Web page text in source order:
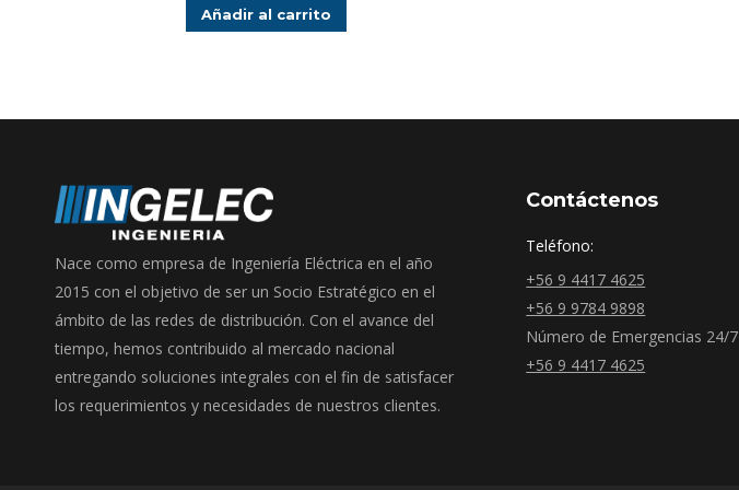
original
actual
Añadir al carrito
Nace como empresa de Ingeniería Eléctrica en el año
2015 con el objetivo de ser un Socio Estratégico en el
ámbito de las redes de distribución. Con el avance del
tiempo, hemos contribuido al mercado nacional
entregando soluciones integrales con el fin de satisfacer
los requerimientos y necesidades de nuestros clientes.
Contáctenos
Teléfono:
+56 9 4417 4625
+56 9 9784 9898
Número de Emergencias 24/7
+56 9 4417 4625